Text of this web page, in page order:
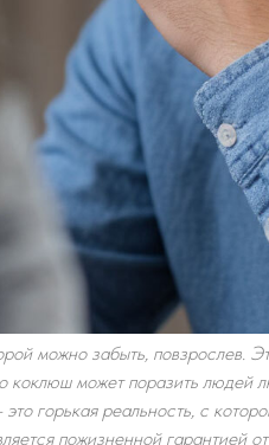
можно забыть, повзрослев.
коклюш может поразить людей
горькая реальность, с
пожизненной гарантией